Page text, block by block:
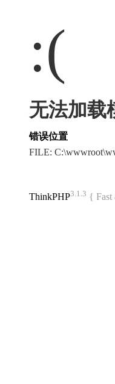
:(
无法加载
错误位置
FILE:
ThinkPHP3.1.3 {